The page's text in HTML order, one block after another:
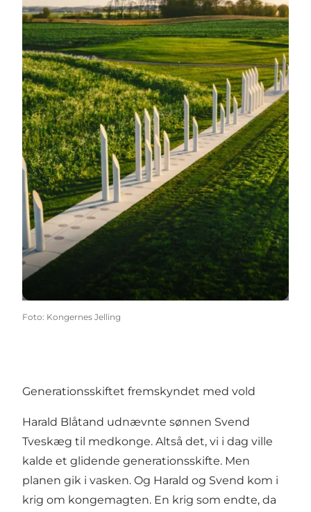
Foto: Kongernes Jelling
Generationsskiftet fremskyndet med vold
Harald Blåtand udnævnte sønnen Svend
Tveskæg til medkonge. Altså det, vi i dag ville
kalde et glidende generationsskifte. Men
planen gik i vasken. Og Harald og Svend kom i
krig om kongemagten. En krig som endte, da